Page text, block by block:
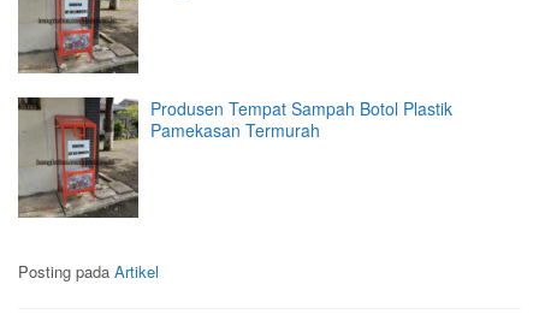
Produsen Tempat Sampah Botol Plastik
Pamekasan Termurah
Posting pada Artikel